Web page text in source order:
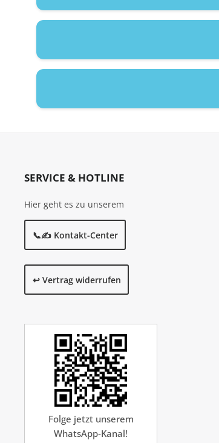
SERVICE & HOTLINE
Hier geht es zu unserem
📞✍️ Kontakt-Center
↩️ Vertrag widerrufen
Folge jetzt unserem
WhatsApp-Kanal!